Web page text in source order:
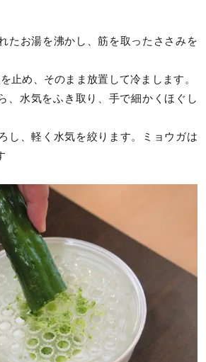
たお湯を沸かし、筋を取ったささみを
止め、そのまま放置して冷まします。
、水気をふき取り、手で細かくほぐし
し、軽く水気を絞ります。ミョウガは